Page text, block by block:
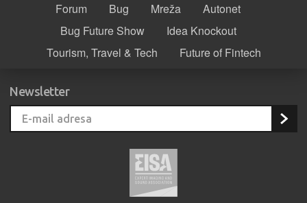
Forum Bug Mreža
Autonet
Bug Future Show
Idea Knockout
Tourism, Travel & Tech
Future of Fintech
Newsletter